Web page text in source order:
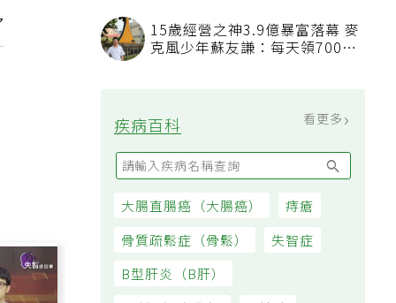
林慶順教授驚傳意外過世
也碰壁
大家都在看 看更多
被認為無用的東西反幫了大忙！
50歲婦慶幸沒隨手丟棄的3樣物
品
分鐘清潔法 多加一物還能防髒